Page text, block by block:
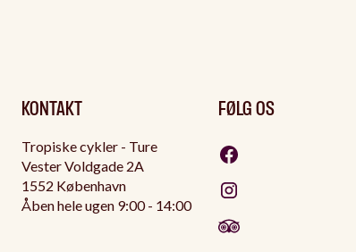
KONTAKT
Tropiske cykler - Ture
Vester Voldgade 2A
1552 København
Åben hele ugen 9:00 - 14:00
FØLG OS